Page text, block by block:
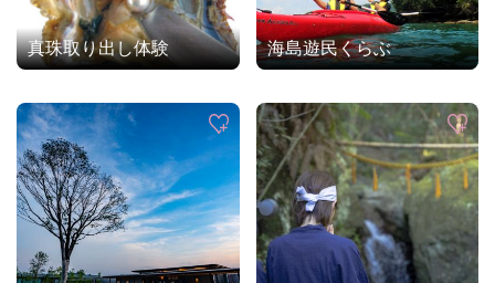
真珠取り出し体験 海島遊民くらぶ